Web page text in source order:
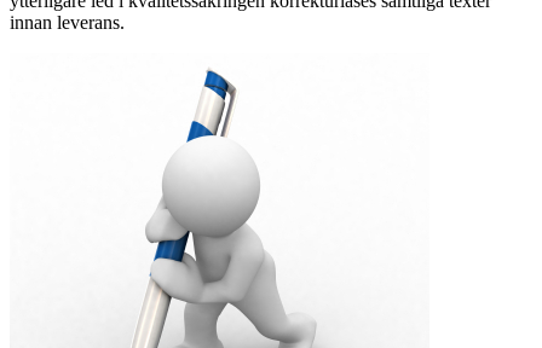
innan leverans.